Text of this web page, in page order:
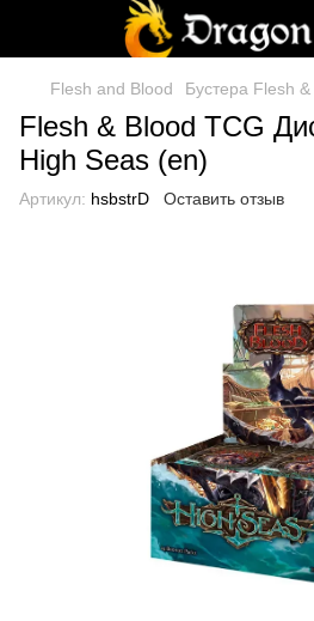
Flesh and Blood Бустера Flesh
Flesh & Blood TCG
High Seas (en)
Артикул: hsbstrD Оставить отзыв